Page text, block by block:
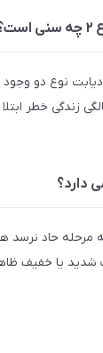
نوع دو وجود
به دهه ۴۰ و ۵۰ سالگی
مرحله حاد نرسد
شدید یا خفیف